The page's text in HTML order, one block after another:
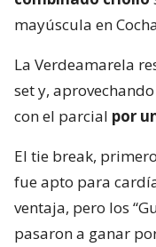
mayúscula en
La Verdeamarela
set y,
con el parcial por
El tie break,
fue apto para
ventaja, pero los
pasaron a ganar